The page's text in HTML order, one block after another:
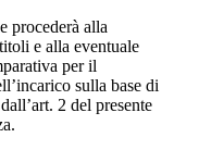
procederà alla
e alla eventuale
per il
sulla base di
2 del presente